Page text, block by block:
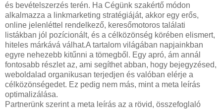
és bevételszerzés terén. Ha Cégünk szakértő módon
alkalmazza a linkmarketing stratégiáját, akkor egy erős,
online jelenléttel rendelkező, keresőmotoros találati
listákban jól pozícionált, és a célközönség körében elismert,
hiteles márkává válhat.A tartalom világában napjainkban
egyre nehezebb kitűnni a tömegből. Egy apró, ám annál
fontosabb részlet az, ami segíthet abban, hogy bejegyzésed,
weboldalad organikusan terjedjen és valóban elérje a
célközönségedet. Ez pedig nem más, mint a meta leírás
optimalizálása.
Partnerünk szerint a meta leírás az a rövid, összefoglaló